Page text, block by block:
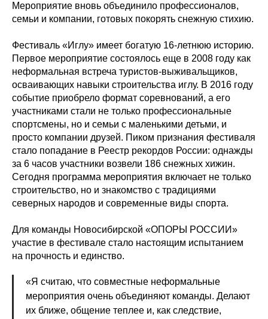
Мероприятие вновь объединило профессионалов,
семьи и компании, готовых покорять снежную стихию.
Фестиваль «Иглу» имеет богатую 16-летнюю историю.
Первое мероприятие состоялось еще в 2008 году как
неформальная встреча туристов-выживальщиков,
осваивающих навыки строительства иглу. В 2016 году
событие приобрело формат соревнований, а его
участниками стали не только профессиональные
спортсмены, но и семьи с маленькими детьми, и
просто компании друзей. Пиком признания фестиваля
стало попадание в Реестр рекордов России: однажды
за 6 часов участники возвели 186 снежных хижин.
Сегодня программа мероприятия включает не только
строительство, но и знакомство с традициями
северных народов и современные виды спорта.
Для команды Новосибирской «ОПОРЫ РОССИИ»
участие в фестивале стало настоящим испытанием
на прочность и единство.
«Я считаю, что совместные неформальные
мероприятия очень объединяют команды. Делают
их ближе, общение теплее и, как следствие,